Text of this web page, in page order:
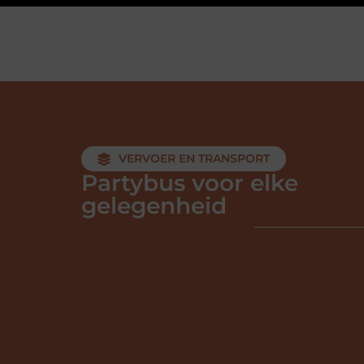
VERVOER EN TRANSPORT
Partybus voor elke
gelegenheid